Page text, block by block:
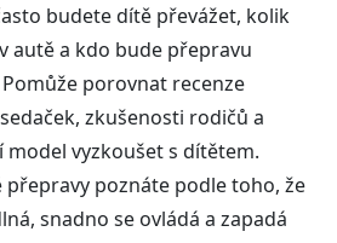
budete dítě převážet, kolik
autě a kdo bude přepravu
porovnat recenze
zkušenosti rodičů a
vyzkoušet s dítětem.
přepravy poznáte podle toho, že
snadno se ovládá a zapadá